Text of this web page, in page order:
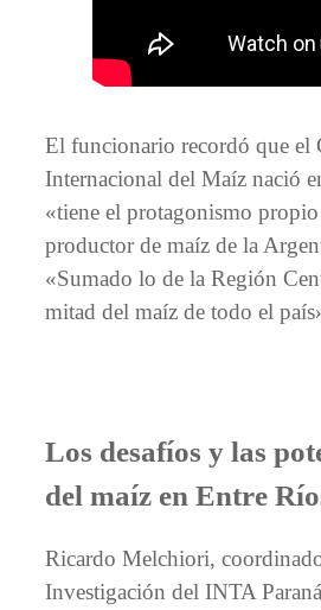
El funcionario recordó que el
Internacional del Maíz nació
«tiene el protagonismo
productor de maíz de la
«Sumado lo de la Región
mitad del maíz de todo el
Los desafíos y las
del maíz en Entre
Ricardo Melchiori,
Investigación del INTA